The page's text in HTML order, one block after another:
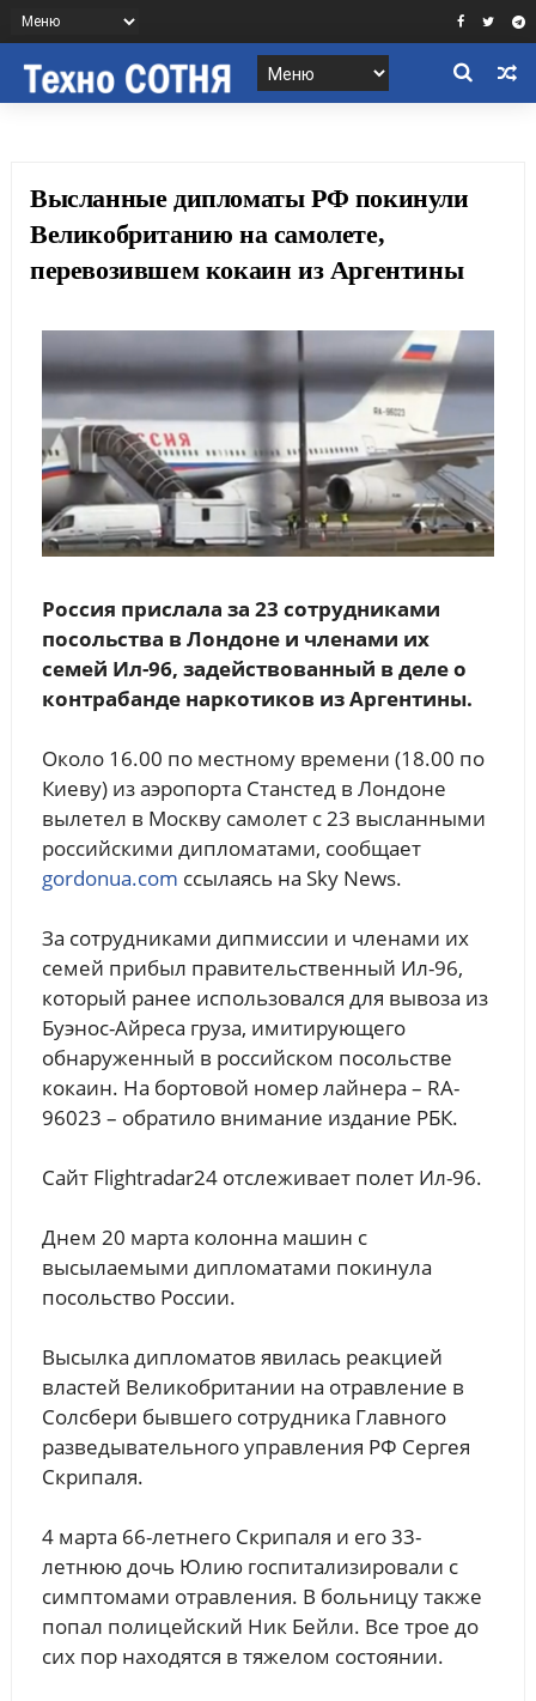
Высланные дипломаты РФ покинули
Великобританию на самолете,
перевозившем кокаин из Аргентины
Россия прислала за 23 сотрудниками
посольства в Лондоне и членами их
семей Ил-96, задействованный в деле о
контрабанде наркотиков из Аргентины.
Около 16.00 по местному времени (18.00 по
Киеву) из аэропорта Станстед в Лондоне
вылетел в Москву самолет с 23 высланными
российскими дипломатами, сообщает
gordonua.com ссылаясь на Sky News.
За сотрудниками дипмиссии и членами их
семей прибыл правительственный Ил-96,
который ранее использовался для вывоза из
Буэнос-Айреса груза, имитирующего
обнаруженный в российском посольстве
кокаин. На бортовой номер лайнера – RA-
96023 – обратило внимание издание РБК.
Сайт Flightradar24 отслеживает полет Ил-96.
Днем 20 марта колонна машин с
высылаемыми дипломатами покинула
посольство России.
Высылка дипломатов явилась реакцией
властей Великобритании на отравление в
Солсбери бывшего сотрудника Главного
разведывательного управления РФ Сергея
Скрипаля.
4 марта 66-летнего Скрипаля и его 33-
летнюю дочь Юлию госпитализировали с
симптомами отравления. В больницу также
попал полицейский Ник Бейли. Все трое до
сих пор находятся в тяжелом состоянии.